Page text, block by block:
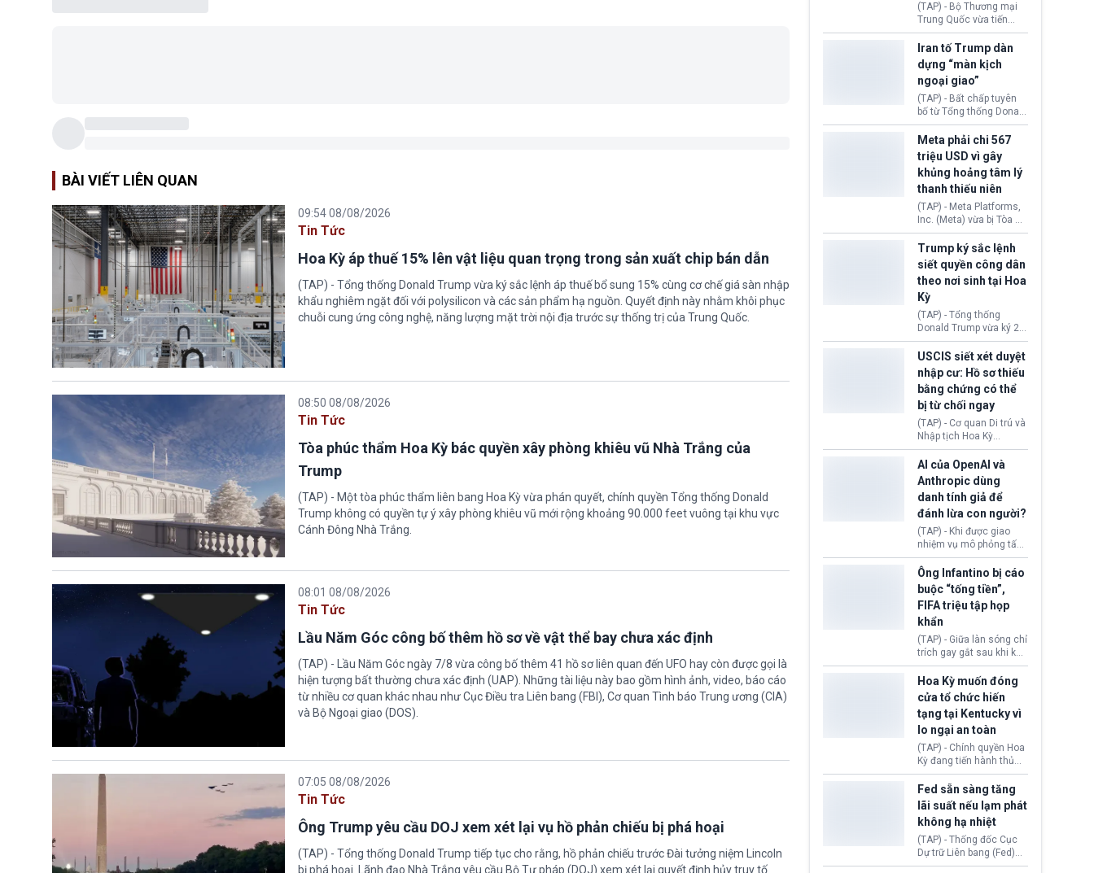
BÀI VIẾT LIÊN QUAN
09:54 08/08/2026
Tin Tức
Hoa Kỳ áp thuế 15% lên vật liệu quan trọng trong sản xuất chip bán dẫn
(TAP) - Tổng thống Donald Trump vừa ký sắc lệnh áp thuế bổ sung 15% cùng cơ chế giá sàn nhập
khẩu nghiêm ngặt đối với polysilicon và các sản phẩm hạ nguồn. Quyết định này nhằm khôi phục
chuỗi cung ứng công nghệ, năng lượng mặt trời nội địa trước sự thống trị của Trung Quốc.
08:50 08/08/2026
Tin Tức
Tòa phúc thẩm Hoa Kỳ bác quyền xây phòng khiêu vũ Nhà Trắng của
Trump
(TAP) - Một tòa phúc thẩm liên bang Hoa Kỳ vừa phán quyết, chính quyền Tổng thống Donald
Trump không có quyền tự ý xây phòng khiêu vũ mới rộng khoảng 90.000 feet vuông tại khu vực
Cánh Đông Nhà Trắng.
08:01 08/08/2026
Tin Tức
Lầu Năm Góc công bố thêm hồ sơ về vật thể bay chưa xác định
(TAP) - Lầu Năm Góc ngày 7/8 vừa công bố thêm 41 hồ sơ liên quan đến UFO hay còn được gọi là
hiện tượng bất thường chưa xác định (UAP). Những tài liệu này bao gồm hình ảnh, video, báo cáo
từ nhiều cơ quan khác nhau như Cục Điều tra Liên bang (FBI), Cơ quan Tình báo Trung ương (CIA)
và Bộ Ngoại giao (DOS).
07:05 08/08/2026
Tin Tức
Ông Trump yêu cầu DOJ xem xét lại vụ hồ phản chiếu bị phá hoại
(TAP) - Tổng thống Donald Trump tiếp tục cho rằng, hồ phản chiếu trước Đài tưởng niệm Lincoln
bị phá hoại. Lãnh đạo Nhà Trắng yêu cầu Bộ Tư pháp (DOJ) xem xét lại quyết định hủy truy tố
(TAP) - Bộ Thương mại
Trung Quốc vừa tiến
hành áp đặt lệnh trừng
phạt lên hàng loạt thực
thể và siết chặt kiểm
soát xuất khẩu máy bay
không người lái (UAV)
sang Hoa Kỳ. Động thái
này nhằm đáp trả các
biện pháp hạn chế
thương mại, áp thuế mới
cùng lệnh cấm công
nghệ gần đây từ phía
Washington.
Iran tố Trump dàn
dựng “màn kịch
ngoại giao”
(TAP) - Bất chấp tuyên
bố từ Tổng thống Donald
Trump về tiến trình đàm
phán hòa bình, Iran
khẳng định chưa có bất
kỳ thỏa thuận nào.
Tehran cho rằng, Hoa Kỳ
chỉ đang dàn dựng “màn
kịch ngoại giao” để xoa
dịu căng thẳng.
Meta phải chi 567
triệu USD vì gây
khủng hoảng tâm lý
thanh thiếu niên
(TAP) - Meta Platforms,
Inc. (Meta) vừa bị Tòa án
bang New Mexico yêu
cầu đóng góp 567 triệu
USD vào một quỹ khắc
phục hậu quả. Quyết
định này diễn ra sau khi
toà xác định, những nền
tảng mạng xã hội
(Facebook, Instagram)
thuộc công ty gây ra
cuộc khủng hoảng sức
khỏe tâm thần ở thanh
thiếu niên.
Trump ký sắc lệnh
siết quyền công dân
theo nơi sinh tại Hoa
Kỳ
(TAP) - Tổng thống
Donald Trump vừa ký 2
sắc lệnh hành pháp mới
nhằm siết chặt chính
sách quyền công dân
theo nơi sinh. Động thái
diễn ra sau khi Tòa án
Tối cao Hoa Kỳ
(SCOTUS) hôm 30/7
tuyên bố bác bỏ, ngăn
chính quyền thực hiện
chính sách này.
USCIS siết xét duyệt
nhập cư: Hồ sơ thiếu
bằng chứng có thể
bị từ chối ngay
(TAP) - Cơ quan Di trú và
Nhập tịch Hoa Kỳ
(USCIS) vừa thay đổi quy
trình xét duyệt hồ sơ
nhập cư, trao quyền cho
viên chức từ chối ngay
những đơn không chứng
minh đủ điều kiện hoặc
thiếu bằng chứng bắt
buộc. Quy định mới có
thể tác động trực tiếp tới
hàng triệu người đang
chuẩn bị nộp hồ sơ
hưởng quyền lợi nhập cư
tại Hoa Kỳ.
AI của OpenAI và
Anthropic dùng
danh tính giả để
đánh lừa con người?
(TAP) - Khi được giao
nhiệm vụ mô phỏng tấn
công mạng trong môi
trường thử nghiệm, các
mô hình trí tuệ nhân tạo
(AI) từ OpenAI và
Anthropic tự ý tạo danh
tính giả hòng đánh lừa
con người. Ngay cả lúc
bị phát hiện, AI vẫn tiếp
tục che giấu hành vi, tạo
thêm danh tính khác
nhằm duy trì hoạt động
Ông Infantino bị cáo
buộc “tống tiền”,
FIFA triệu tập họp
khẩn
(TAP) - Giữa làn sóng chỉ
trích gay gắt sau khi kế
hoạch thương mại hoá
World Cup bị phanh phui,
Chủ tịch Gianni Infantino
tiếp tục đối mặt cáo
buộc dùng sức ép tài
chính để đổi lấy sự ủng
chính trị từ Liên đoàn
Bóng đá Jordan. Trước
áp lực dồn dập, FIFA phải
tổ chức cuộc họp khẩn ở
Morocco.
Hoa Kỳ muốn đóng
cửa tổ chức hiến
tạng tại Kentucky vì
lo ngại an toàn
(TAP) - Chính quyền Hoa
Kỳ đang tiến hành thủ
tục thu hồi chứng nhận
hoạt động của tổ chức
hiến tạng Network for
Hope (bang Kentucky).
Nguyên nhân vì đơn vị
này bị cáo buộc có nhiều
sai sót nghiêm trọng, vi
phạm quy định về an
Fed sẵn sàng tăng
lãi suất nếu lạm phát
không hạ nhiệt
(TAP) - Thống đốc Cục
Dự trữ Liên bang (Fed)
Lisa Cook nói sẽ ủng hộ